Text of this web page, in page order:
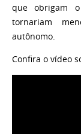
que obrigam
tornariam
autônomo.
Confira o vídeo